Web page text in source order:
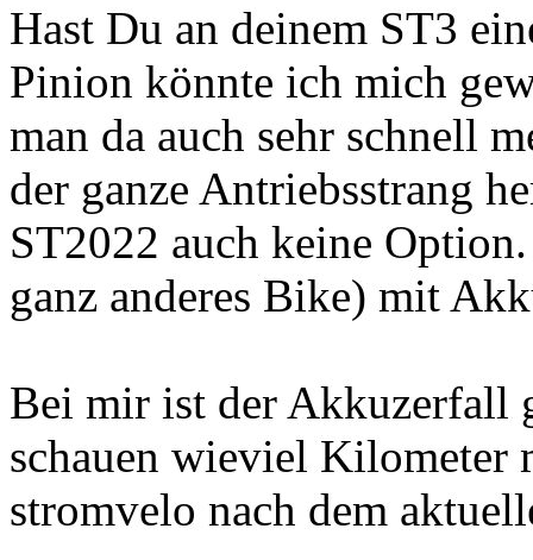
Hast Du an deinem ST3
Pinion könnte ich mich
man da auch sehr schnell
der ganze Antriebsstrang
ST2022 auch keine
ganz anderes Bike) mit
Bei mir ist der Akkuzerfall
schauen wieviel Kilometer
stromvelo nach dem